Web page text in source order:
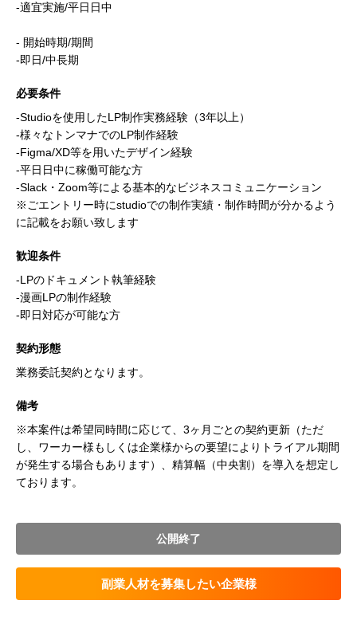
-適宜実施/平日日中
- 開始時期/期間
-即日/中長期
必要条件
-Studioを使用したLP制作実務経験（3年以上）
-様々なトンマナでのLP制作経験
-Figma/XD等を用いたデザイン経験
-平日日中に稼働可能な方
-Slack・Zoom等による基本的なビジネスコミュニケーション
※ごエントリー時にstudioでの制作実績・制作時間が分かるよう
に記載をお願い致します
歓迎条件
-LPのドキュメント執筆経験
-漫画LPの制作経験
-即日対応が可能な方
契約形態
業務委託契約となります。
備考
※本案件は希望同時間に応じて、3ヶ月ごとの契約更新（ただ
し、ワーカー様もしくは企業様からの要望によりトライアル期間
が発生する場合もあります）、精算幅（中央割）を導入を想定し
ております。
公開終了
副業人材を募集したい企業様